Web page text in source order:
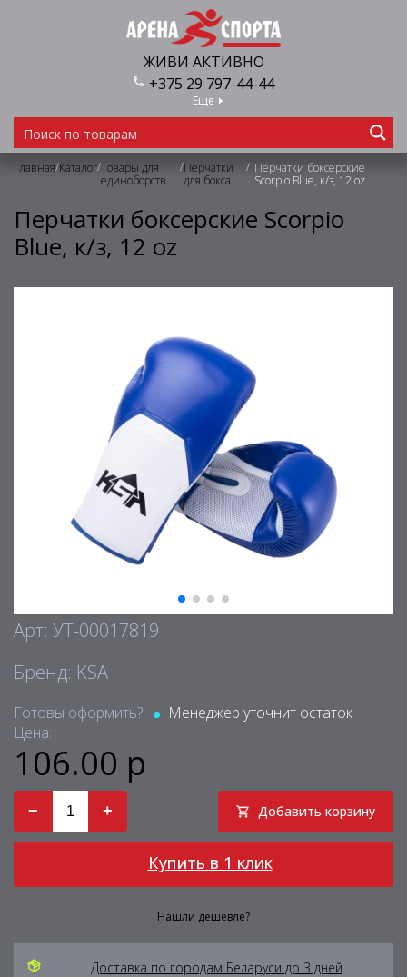
ЖИВИ АКТИВНО
+375 29 797-44-44
Еще
Главная/Каталог/Товары для
единоборств
/Перчатки
для бокса
/ Перчатки боксерские
Scorpio Blue, к/з, 12 oz
Перчатки боксерские Scorpio
Blue, к/з, 12 oz
Арт: УТ-00017819
Бренд: KSA
Готовы оформить?:
Менеджер уточнит остаток
Цена:
106.00 р
− + Добавить корзину
Купить в 1 клик
Нашли дешевле?
Доставка по городам Беларуси до 3 дней